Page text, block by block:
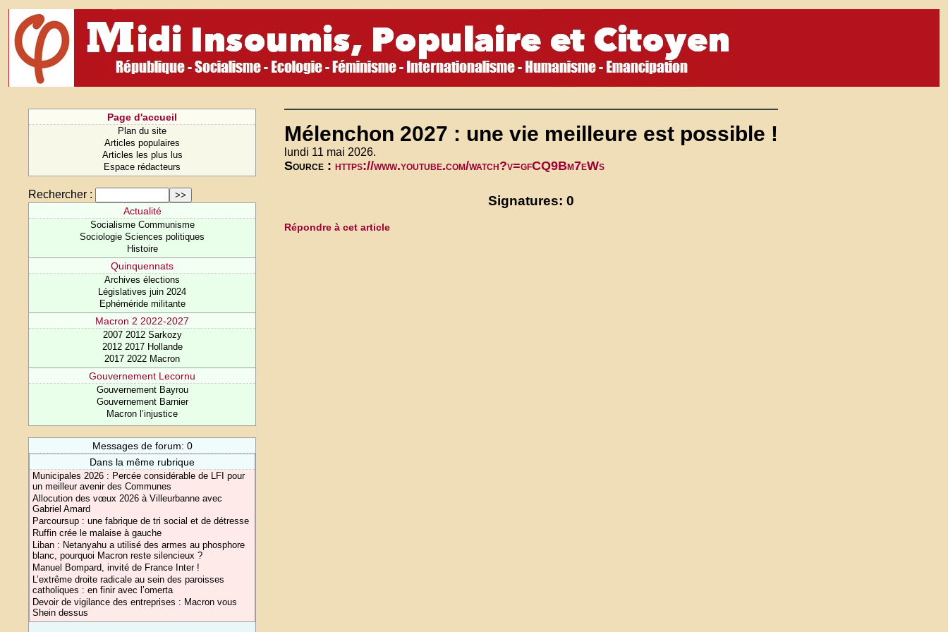
Page d'accueil
Plan du site
Articles populaires
Articles les plus lus
Espace rédacteurs
Rechercher :
Actualité
Socialisme Communisme
Sociologie Sciences politiques
Histoire
Quinquennats
Archives élections
Législatives juin 2024
Ephéméride militante
Macron 2 2022-2027
2007 2012 Sarkozy
2012 2017 Hollande
2017 2022 Macron
Gouvernement Lecornu
Gouvernement Bayrou
Gouvernement Barnier
Macron l’injustice
Messages de forum: 0
Dans la même rubrique
Municipales 2026 : Percée considérable de LFI pour
un meilleur avenir des Communes
Allocution des vœux 2026 à Villeurbanne avec
Gabriel Amard
Parcoursup : une fabrique de tri social et de détresse
Ruffin crée le malaise à gauche
Liban : Netanyahu a utilisé des armes au phosphore
blanc, pourquoi Macron reste silencieux ?
Manuel Bompard, invité de France Inter !
L’extrême droite radicale au sein des paroisses
catholiques : en finir avec l’omerta
Devoir de vigilance des entreprises : Macron vous
Shein dessus
Mélenchon 2027 : une vie meilleure est possible !
lundi 11 mai 2026.
Source :https://www.youtube.com/watch?v=gfCQ9Bm7eWs
Signatures: 0
Répondre à cet article